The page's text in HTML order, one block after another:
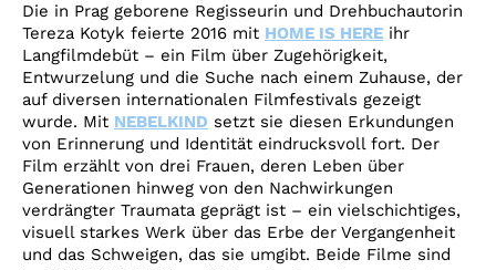
Die in Prag geborene Regisseurin und Drehbuchautorin
Tereza Kotyk feierte 2016 mit HOME IS HERE ihr
Langfilmdebüt – ein Film über Zugehörigkeit,
Entwurzelung und die Suche nach einem Zuhause, der
auf diversen internationalen Filmfestivals gezeigt
wurde. Mit NEBELKIND setzt sie diesen Erkundungen
von Erinnerung und Identität eindrucksvoll fort. Der
Film erzählt von drei Frauen, deren Leben über
Generationen hinweg von den Nachwirkungen
verdrängter Traumata geprägt ist – ein vielschichtiges,
visuell starkes Werk über das Erbe der Vergangenheit
und das Schweigen, das sie umgibt. Beide Filme sind